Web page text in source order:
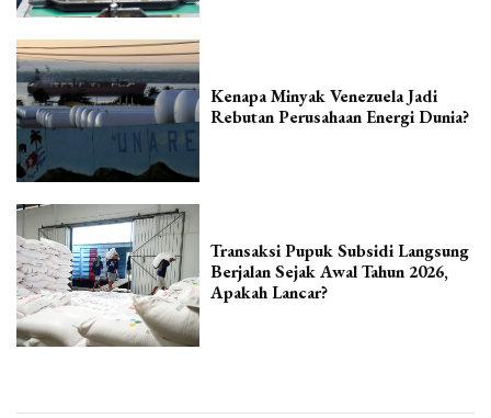
Kenapa Minyak Venezuela Jadi
Rebutan Perusahaan Energi Dunia?
Transaksi Pupuk Subsidi Langsung
Berjalan Sejak Awal Tahun 2026,
Apakah Lancar?